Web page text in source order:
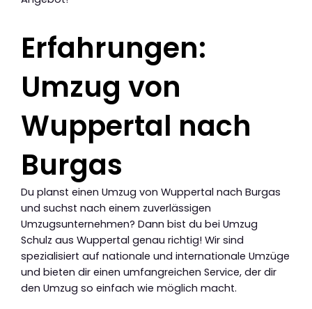
Erfahrungen:
Umzug von
Wuppertal nach
Burgas
Du planst einen Umzug von Wuppertal nach Burgas
und suchst nach einem zuverlässigen
Umzugsunternehmen? Dann bist du bei Umzug
Schulz aus Wuppertal genau richtig! Wir sind
spezialisiert auf nationale und internationale Umzüge
und bieten dir einen umfangreichen Service, der dir
den Umzug so einfach wie möglich macht.